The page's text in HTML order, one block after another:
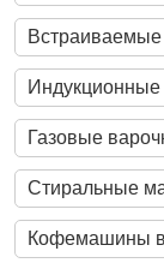
Газовые
Стиральные
Кофемашины